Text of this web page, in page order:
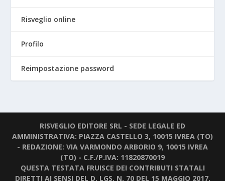
Risveglio online
Profilo
Reimpostazione password
RISVEGLIO EDITORE SRL - SEDE LEGALE ED
AMMINISTRATIVA: PIAZZA CASTELLO 3, 10015 IVREA (TO)
- REDAZIONE: VIA VARMONDO ARBORIO 9, 10015 IVREA
(TO) - C.F./P.IVA: 11820870019
QUESTA TESTATA FRUISCE DEI CONTRIBUTI STATALI
DIRETTI AI SENSI DEL D. LGS. N. 70 DEL 15 MAGGIO 2017.